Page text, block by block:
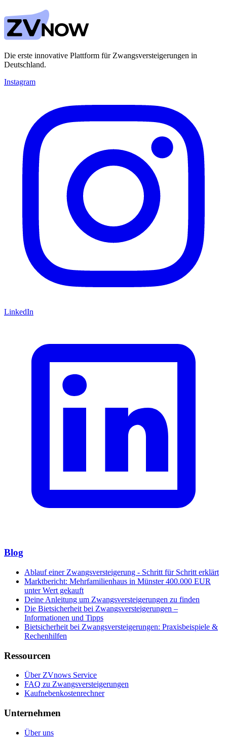
Die erste innovative Plattform für Zwangsversteigerungen in
Deutschland.
Instagram
LinkedIn
Blog
Ablauf einer Zwangsversteigerung - Schritt für Schritt erklärt
Marktbericht: Mehrfamilienhaus in Münster 400.000 EUR
unter Wert gekauft
Deine Anleitung um Zwangsversteigerungen zu finden
Die Bietsicherheit bei Zwangsversteigerungen –
Informationen und Tipps
Bietsicherheit bei Zwangsversteigerungen: Praxisbeispiele &
Rechenhilfen
Ressourcen
Über ZVnows Service
FAQ zu Zwangsversteigerungen
Kaufnebenkostenrechner
Unternehmen
Über uns